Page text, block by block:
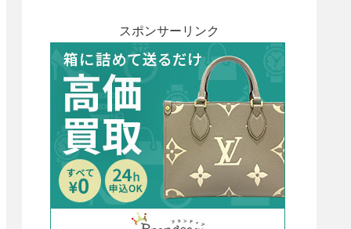
スポンサーリンク